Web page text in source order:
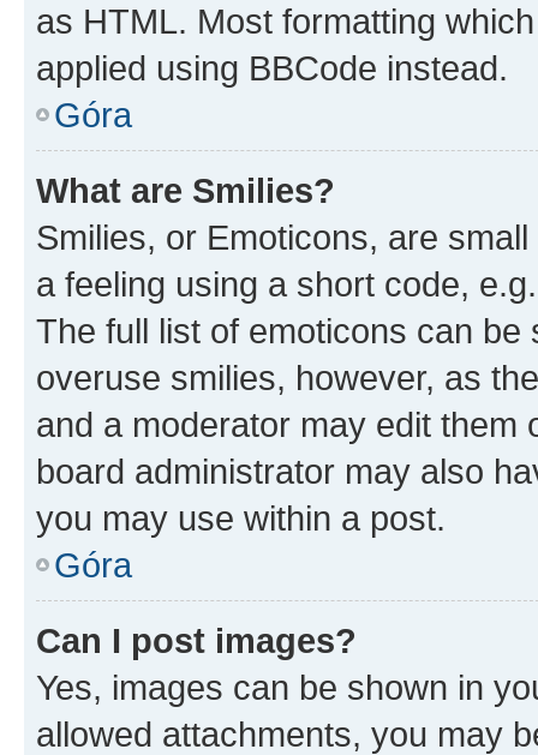
as HTML. Most formatting
applied using BBCode instead.
Góra
What are Smilies?
Smilies, or Emoticons, are
a feeling using a short code,
The full list of emoticons can
overuse smilies, however, as
and a moderator may edit them
board administrator may also
you may use within a post.
Góra
Can I post images?
Yes, images can be shown in
allowed attachments, you may